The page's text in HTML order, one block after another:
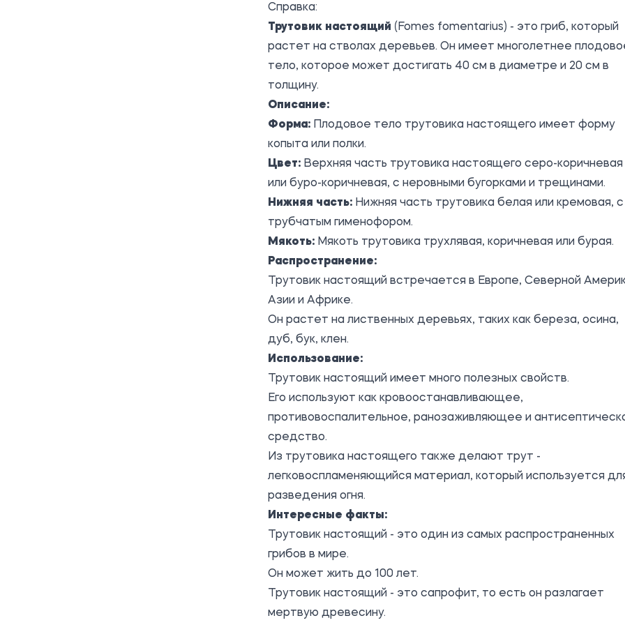
Справка:
Трутовик настоящий (Fomes fomentarius) - это гриб, который
растет на стволах деревьев. Он имеет многолетнее
тело, которое может достигать 40 см в диаметре и 20 см в
толщину.
Описание:
Форма: Плодовое тело трутовика настоящего имеет форму
копыта или полки.
Цвет: Верхняя часть трутовика настоящего серо-коричневая
или буро-коричневая, с неровными бугорками и трещинами.
Нижняя часть: Нижняя часть трутовика белая или кремовая, с
трубчатым гименофором.
Мякоть: Мякоть трутовика трухлявая, коричневая или бурая.
Распространение:
Трутовик настоящий встречается в Европе, Северной
Азии и Африке.
Он растет на лиственных деревьях, таких как береза, осина,
дуб, бук, клен.
Использование:
Трутовик настоящий имеет много полезных свойств.
Его используют как кровоостанавливающее,
противовоспалительное, ранозаживляющее и
средство.
Из трутовика настоящего также делают трут -
легковоспламеняющийся материал, который используется
разведения огня.
Интересные факты:
Трутовик настоящий - это один из самых распространенных
грибов в мире.
Он может жить до 100 лет.
Трутовик настоящий - это сапрофит, то есть он разлагает
мертвую древесину.